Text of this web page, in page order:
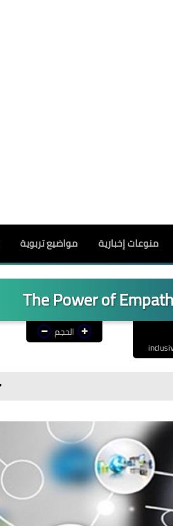
منوعات إخبارية مواضيع تربوية
The Power of
الحجم